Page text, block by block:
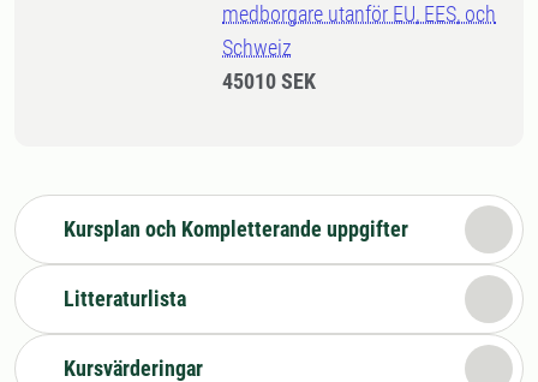
medborgare utanför EU, EES, och
Schweiz
45010 SEK
Kursplan och Kompletterande uppgifter
Litteraturlista
Kursvärderingar